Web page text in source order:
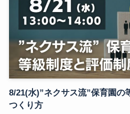
8/21(水)”ネクサス流”保育園の
つくり方